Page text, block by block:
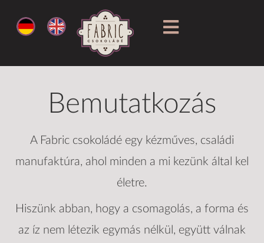
Bemutatkozás
A Fabric csokoládé egy kézműves, családi
manufaktúra, ahol minden a mi kezünk által kel
életre.
Hiszünk abban, hogy a csomagolás, a forma és
az íz nem létezik egymás nélkül, együtt válnak